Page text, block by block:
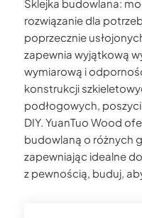
Sklejka budowlana:
rozwiązanie dla
poprzecznie
zapewnia wyjątkową
wymiarową i
konstrukcji
podłogowych,
DIY. YuanTuo Wood
budowlaną o różnych
zapewniając idealne
z pewnością, buduj,